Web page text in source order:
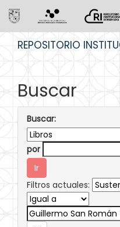
REPOSITORIO
Buscar
Buscar:
por
Filtros actuales: